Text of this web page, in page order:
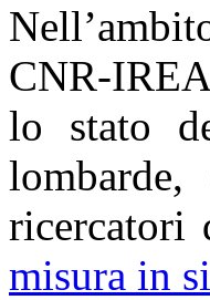
CNR-
lo stato
ricercatori
misura in